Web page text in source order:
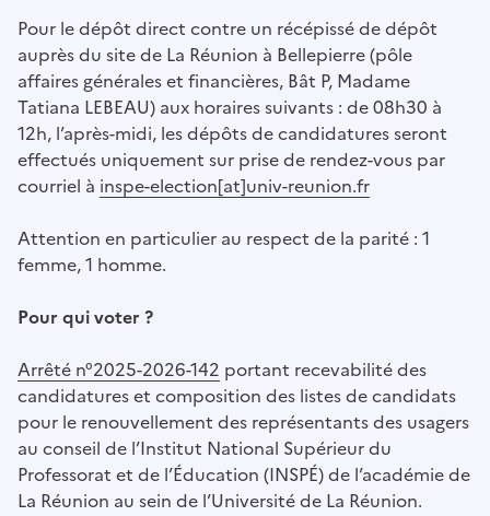
Pour le dépôt direct contre un récépissé de dépôt
auprès du site de La Réunion à Bellepierre (pôle
affaires générales et financières, Bât P, Madame
Tatiana LEBEAU) aux horaires suivants : de 08h30 à
12h, l’après-midi, les dépôts de candidatures seront
effectués uniquement sur prise de rendez-vous par
courriel à inspe-election[at]univ-reunion.fr
Attention en particulier au respect de la parité : 1
femme, 1 homme.
Pour qui voter ?
Arrêté n°2025-2026-142 portant recevabilité des
candidatures et composition des listes de candidats
pour le renouvellement des représentants des usagers
au conseil de l’Institut National Supérieur du
Professorat et de l’Éducation (INSPÉ) de l’académie de
La Réunion au sein de l’Université de La Réunion.